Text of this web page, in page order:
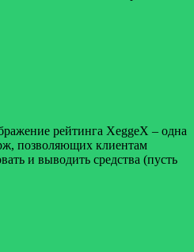
рейтинга XeggeX – одна
позволяющих клиентам
и выводить средства (пусть